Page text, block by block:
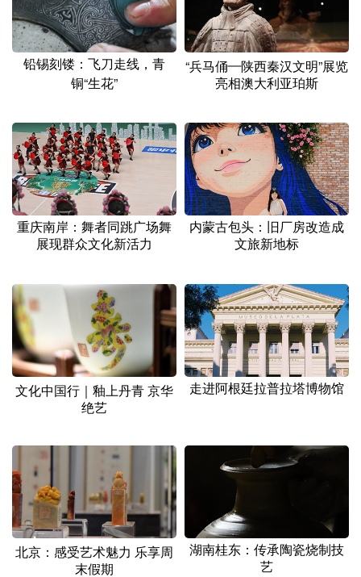
铅锡刻镂：飞刀走线，青
铜“生花”
“兵马俑—陕西秦汉文明”展览
亮相澳大利亚珀斯
重庆南岸：舞者同跳广场舞
展现群众文化新活力
内蒙古包头：旧厂房改造成
文旅新地标
文化中国行｜釉上丹青 京华
绝艺
走进阿根廷拉普拉塔博物馆
北京：感受艺术魅力 乐享周
末假期
湖南桂东：传承陶瓷烧制技
艺